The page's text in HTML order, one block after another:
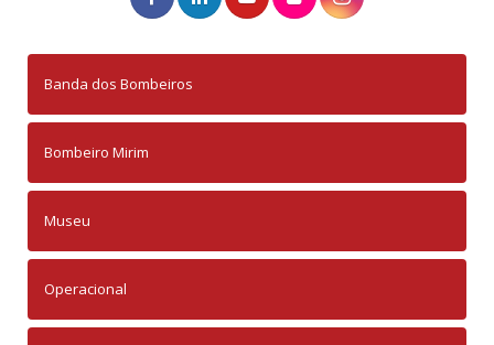
Banda dos Bombeiros
Bombeiro Mirim
Museu
Operacional